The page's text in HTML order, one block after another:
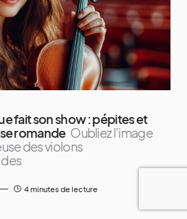
fait son show : pépites et
romande Oubliez l’image
des violons
4 minutes de lecture